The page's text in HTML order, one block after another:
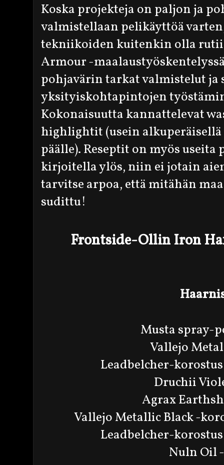
Koska projekteja on paljon ja
valmistellaan pelikäyttöä
tekniikoiden kuitenkin olla
Armour -
pohjavärin tarkat valmistelut ja
yksityiskohtapintojen
Kokonaisuutta kannattelevat
highlightit (usein
päälle). Reseptit on myös useita
kirjoitella ylös, niin ei jotain
tarvitse arpoa, että mitähän
sudittu!
Frontside-Ollin Iron
Musta spray-
Vallejo
Leadbelcher-
Druchii
Agrax
Vallejo Metallic Black -
Leadbelcher-
Nuln Oil